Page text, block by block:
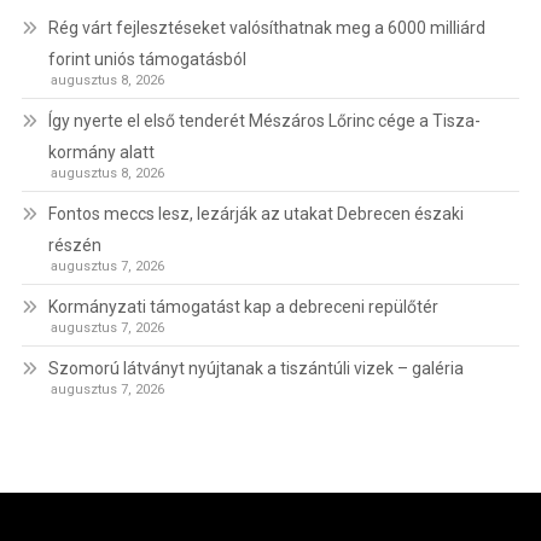
Rég várt fejlesztéseket valósíthatnak meg a 6000 milliárd
forint uniós támogatásból
augusztus 8, 2026
Így nyerte el első tenderét Mészáros Lőrinc cége a Tisza-
kormány alatt
augusztus 8, 2026
Fontos meccs lesz, lezárják az utakat Debrecen északi
részén
augusztus 7, 2026
Kormányzati támogatást kap a debreceni repülőtér
augusztus 7, 2026
Szomorú látványt nyújtanak a tiszántúli vizek – galéria
augusztus 7, 2026